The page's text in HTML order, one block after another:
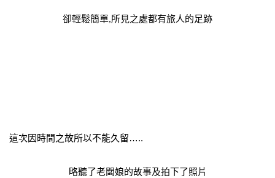
卻輕鬆簡單,所見之處都有旅人的足跡
這次因時間之故所以不能久留…..
略聽了老闆娘的故事及拍下了照片